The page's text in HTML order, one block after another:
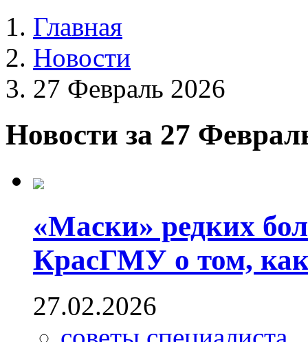
Главная
Новости
27 Февраль 2026
Новости за 27
«Маски» редких
КрасГМУ о том, как
27.02.2026